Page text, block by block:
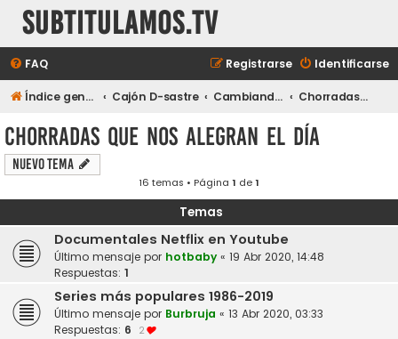
subtitulamos.tv
FAQ Identificarse
Registrarse
Índice general Cajón D-sastre Cambiando de tema... Chorradas que nos alegran el día
Chorradas que nos alegran el día
Nuevo Tema
16 temas • Página 1 de1
Temas
Documentales Netflix en Youtube
Último mensaje por hotbaby « 19 Abr 2020, 14:48
Respuestas: 1
Series más populares 1986-2019
Último mensaje por Burbruja « 13 Abr 2020, 03:33
Respuestas: 6 2